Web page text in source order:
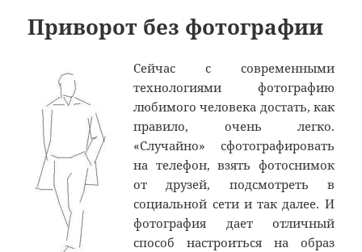
Приворот без фотографии
Сейчас с современными
технологиями фотографию
любимого человека достать, как
правило, очень легко.
«Случайно» сфотографировать
на телефон, взять фотоснимок
от друзей, подсмотреть в
социальной сети и так далее. И
фотография дает отличный
способ настроиться на образ